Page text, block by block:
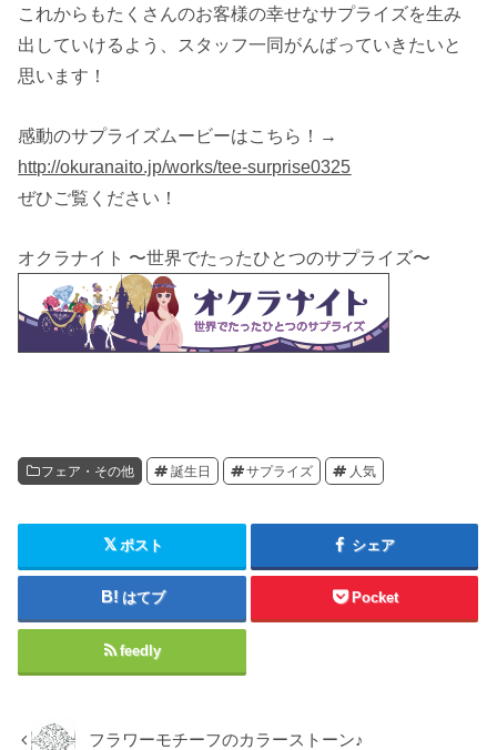
これからもたくさんのお客様の幸せなサプライズを生み
出していけるよう、スタッフ一同がんばっていきたいと
思います！
感動のサプライズムービーはこちら！→
http://okuranaito.jp/works/tee-surprise0325
ぜひご覧ください！
オクラナイト 〜世界でたったひとつのサプライズ〜
フェア・その他 誕生日 サプライズ 人気
ポスト シェア
はてブ Pocket
feedly
フラワーモチーフのカラーストーン♪